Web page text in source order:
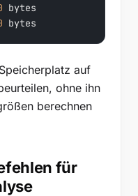
bytes
auf
ohne ihn
berechnen
für